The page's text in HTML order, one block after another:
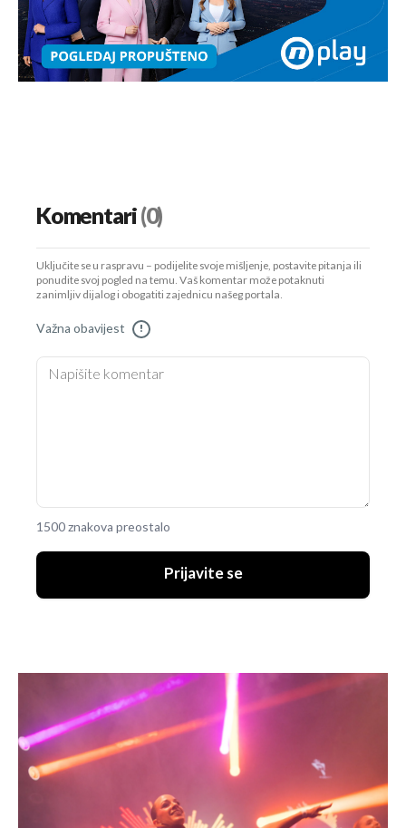
Komentari(0)
Uključite se u raspravu – podijelite svoje mišljenje, postavite pitanja ili
ponudite svoj pogled na temu. Vaš komentar može potaknuti
zanimljiv dijalog i obogatiti zajednicu našeg portala.
Važna obavijest !
1500 znakova preostalo
Prijavite se